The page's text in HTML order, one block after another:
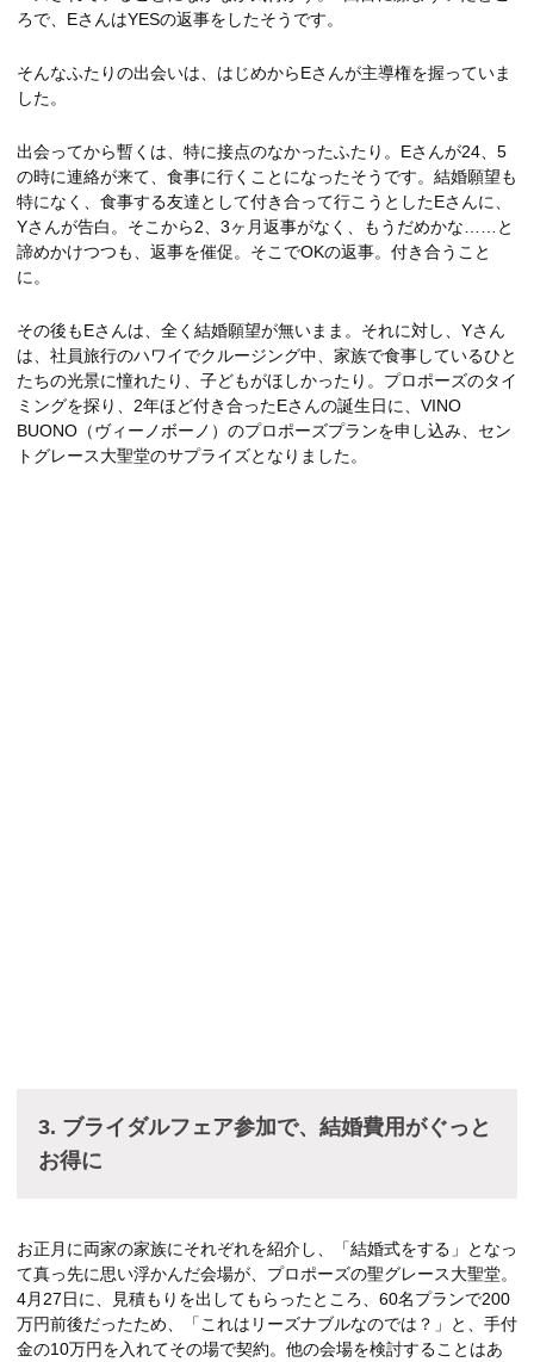
ろで、EさんはYESの返事をしたそうです。
そんなふたりの出会いは、はじめからEさんが主導権を握っていま
した。
出会ってから暫くは、特に接点のなかったふたり。Eさんが24、5
の時に連絡が来て、食事に行くことになったそうです。結婚願望も
特になく、食事する友達として付き合って行こうとしたEさんに、
Yさんが告白。そこから2、3ヶ月返事がなく、もうだめかな……と
諦めかけつつも、返事を催促。そこでOKの返事。付き合うこと
に。
その後もEさんは、全く結婚願望が無いまま。それに対し、Yさん
は、社員旅行のハワイでクルージング中、家族で食事しているひと
たちの光景に憧れたり、子どもがほしかったり。プロポーズのタイ
ミングを探り、2年ほど付き合ったEさんの誕生日に、VINO
BUONO（ヴィーノボーノ）のプロポーズプランを申し込み、セン
トグレース大聖堂のサプライズとなりました。
3. ブライダルフェア参加で、結婚費用がぐっと
お得に
お正月に両家の家族にそれぞれを紹介し、「結婚式をする」となっ
て真っ先に思い浮かんだ会場が、プロポーズの聖グレース大聖堂。
4月27日に、見積もりを出してもらったところ、60名プランで200
万円前後だったため、「これはリーズナブルなのでは？」と、手付
金の10万円を入れてその場で契約。他の会場を検討することはあ